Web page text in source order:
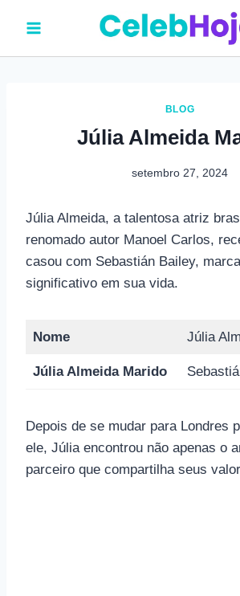
o
BLOG
Júlia Almeida
setembro 27, 2024
Júlia Almeida, a talentosa atriz
renomado autor Manoel Carlos,
casou com Sebastián Bailey,
significativo em sua vida.
Nome Júlia
Júlia Almeida Marido
Depois de se mudar para Londres
ele, Júlia encontrou não apenas o
parceiro que compartilha seus